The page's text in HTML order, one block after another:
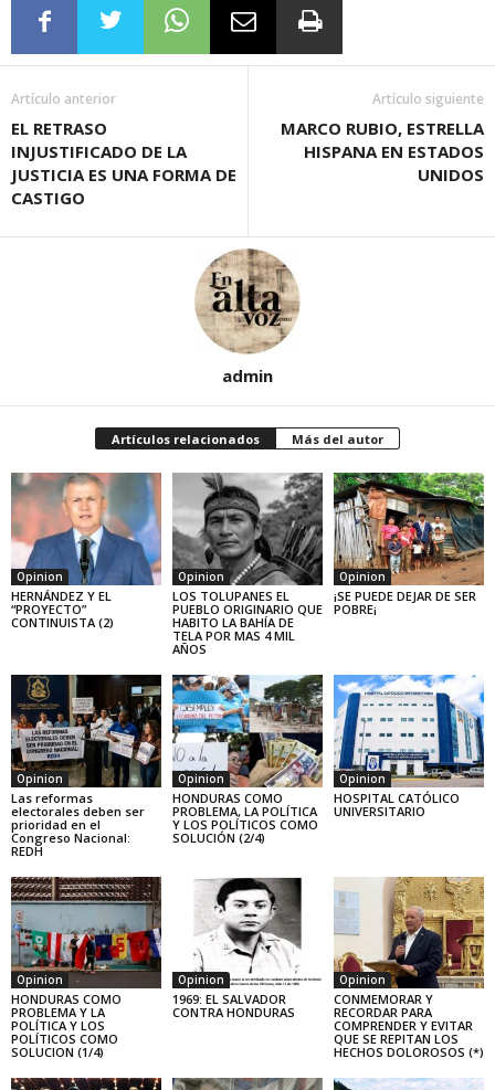
Artículo anterior
EL RETRASO
INJUSTIFICADO DE LA
JUSTICIA ES UNA FORMA DE
CASTIGO
Artículo siguiente
MARCO RUBIO, ESTRELLA
HISPANA EN ESTADOS
UNIDOS
admin
Artículos relacionados Más del autor
Opinion
HERNÁNDEZ Y EL
“PROYECTO”
CONTINUISTA (2)
Opinion
LOS TOLUPANES EL
PUEBLO ORIGINARIO QUE
HABITO LA BAHÍA DE
TELA POR MAS 4 MIL
AÑOS
Opinion
¡SE PUEDE DEJAR DE SER
POBRE¡
Opinion
Las reformas
electorales deben ser
prioridad en el
Congreso Nacional:
REDH
Opinion
HONDURAS COMO
PROBLEMA, LA POLÍTICA
Y LOS POLÍTICOS COMO
SOLUCIÓN (2/4)
Opinion
HOSPITAL CATÓLICO
UNIVERSITARIO
Opinion
HONDURAS COMO
PROBLEMA Y LA
POLÍTICA Y LOS
POLÍTICOS COMO
SOLUCION (1/4)
Opinion
1969: EL SALVADOR
CONTRA HONDURAS
Opinion
CONMEMORAR Y
RECORDAR PARA
COMPRENDER Y EVITAR
QUE SE REPITAN LOS
HECHOS DOLOROSOS (*)